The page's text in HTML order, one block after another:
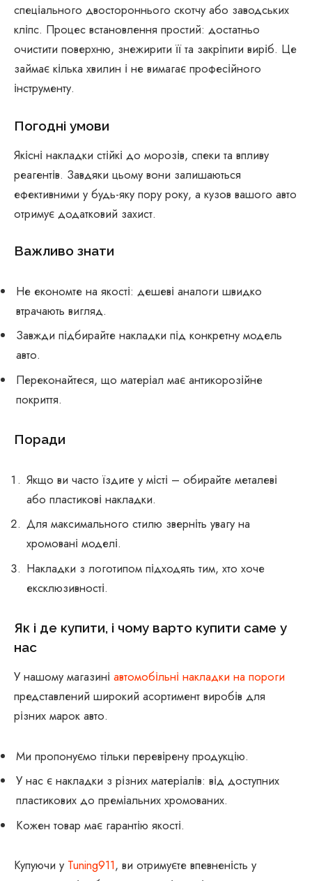
спеціального двостороннього скотчу або заводських
кліпс. Процес встановлення простий: достатньо
очистити поверхню, знежирити її та закріпити виріб. Це
займає кілька хвилин і не вимагає професійного
інструменту.
Погодні умови
Якісні накладки стійкі до морозів, спеки та впливу
реагентів. Завдяки цьому вони залишаються
ефективними у будь-яку пору року, а кузов вашого авто
отримує додатковий захист.
Важливо знати
Не економте на якості: дешеві аналоги швидко
втрачають вигляд.
Завжди підбирайте накладки під конкретну модель
авто.
Переконайтеся, що матеріал має антикорозійне
покриття.
Поради
Якщо ви часто їздите у місті – обирайте металеві
або пластикові накладки.
Для максимального стилю зверніть увагу на
хромовані моделі.
Накладки з логотипом підходять тим, хто хоче
ексклюзивності.
Як і де купити, і чому варто купити саме у
нас
У нашому магазині автомобільні накладки на пороги
представлений широкий асортимент виробів для
різних марок авто.
Ми пропонуємо тільки перевірену продукцію.
У нас є накладки з різних матеріалів: від доступних
пластикових до преміальних хромованих.
Кожен товар має гарантію якості.
Купуючи у Tuning911, ви отримуєте впевненість у